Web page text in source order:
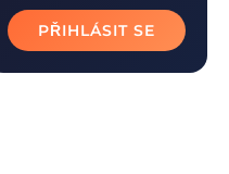
PŘIHLÁSIT SE